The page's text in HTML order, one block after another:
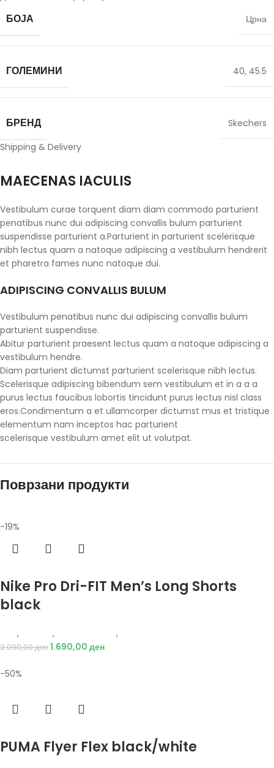
БОЈА Црна
ГОЛЕМИНИ 40, 45.5
БРЕНД
Skechers
Shipping & Delivery
MAECENAS IACULIS
Vestibulum curae torquent diam diam commodo parturient
penatibus nunc dui adipiscing convallis bulum parturient
suspendisse parturient a.Parturient in parturient scelerisque
nibh lectus quam a natoque adipiscing a vestibulum hendrerit
et pharetra fames nunc natoque dui.
ADIPISCING CONVALLIS BULUM
Vestibulum penatibus nunc dui adipiscing convallis bulum
parturient suspendisse.
Abitur parturient praesent lectus quam a natoque adipiscing a
vestibulum hendre.
Diam parturient dictumst parturient scelerisque nibh lectus.
Scelerisque adipiscing bibendum sem vestibulum et in a a a
purus lectus faucibus lobortis tincidunt purus lectus nisl class
eros.Condimentum a et ullamcorper dictumst mus et tristique
elementum nam inceptos hac parturient
scelerisque vestibulum amet elit ut volutpat.
Поврзани продукти
-19%
Nike Pro Dri-FIT Men’s Long Shorts
black
, , ,
2.090,00ден1.690,00 ден
-50%
PUMA Flyer Flex black/white